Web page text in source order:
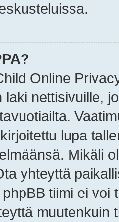
Online
laki nettisivuille,
lupa
Mikäli
yhteyttä
tiimi ei
muutenkuin